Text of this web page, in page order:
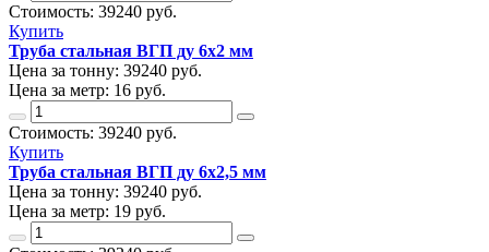
Стоимость: 39240 руб.
Купить
Труба стальная ВГП ду 6х2 мм
Цена за тонну: 39240 руб.
Цена за метр: 16 руб.
Стоимость: 39240 руб.
Купить
Труба стальная ВГП ду 6х2,5 мм
Цена за тонну: 39240 руб.
Цена за метр: 19 руб.